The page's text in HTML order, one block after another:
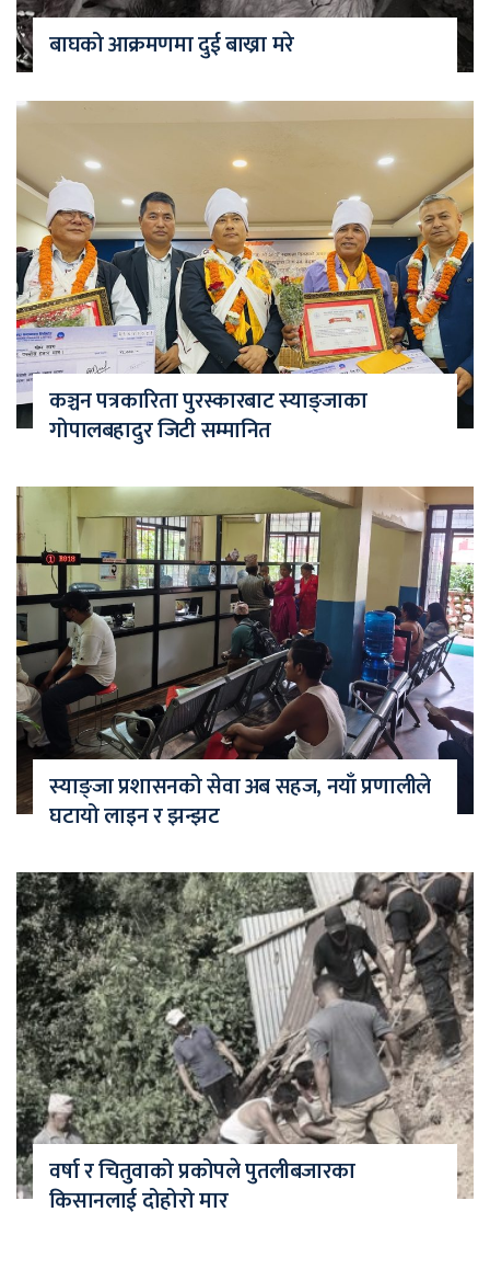
बाघको आक्रमणमा दुई बाख्रा मरे
कञ्चन पत्रकारिता पुरस्कारबाट स्याङ्जाका
गोपालबहादुर जिटी सम्मानित
स्याङ्जा प्रशासनको सेवा अब सहज, नयाँ प्रणालीले
घटायो लाइन र झन्झट
वर्षा र चितुवाको प्रकोपले पुतलीबजारका
किसानलाई दोहोरो मार